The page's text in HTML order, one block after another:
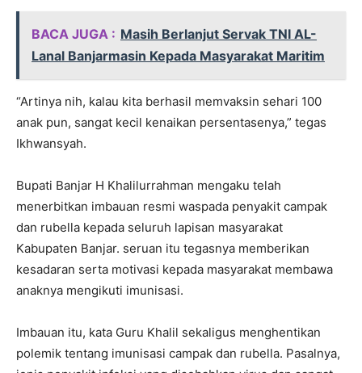
BACA JUGA : Masih Berlanjut Servak TNI AL-
Lanal Banjarmasin Kepada Masyarakat Maritim
“Artinya nih, kalau kita berhasil memvaksin sehari 100
anak pun, sangat kecil kenaikan persentasenya,” tegas
Ikhwansyah.
Bupati Banjar H Khalilurrahman mengaku telah
menerbitkan imbauan resmi waspada penyakit campak
dan rubella kepada seluruh lapisan masyarakat
Kabupaten Banjar. seruan itu tegasnya memberikan
kesadaran serta motivasi kepada masyarakat membawa
anaknya mengikuti imunisasi.
Imbauan itu, kata Guru Khalil sekaligus menghentikan
polemik tentang imunisasi campak dan rubella. Pasalnya,